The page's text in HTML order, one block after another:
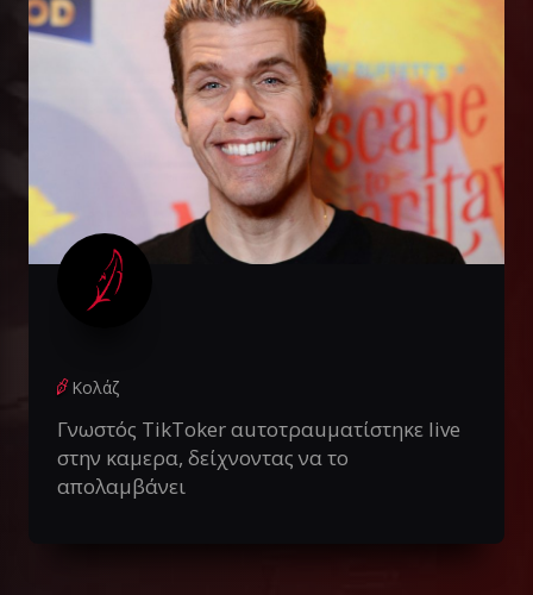
Κολάζ
Γνωστός TikToker αuτοτραuματίστηκε live
στην καμερα, δείχνοντας να το
απολαμβάνει